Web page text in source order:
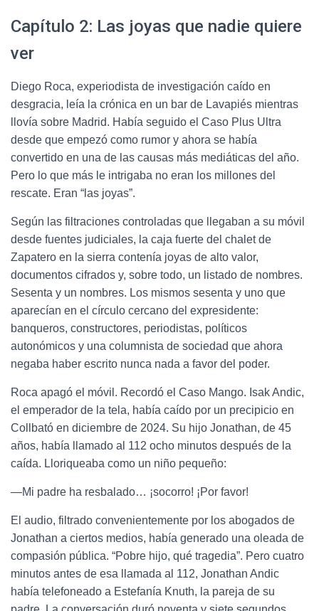
Capítulo 2: Las joyas que nadie quiere
ver
Diego Roca, experiodista de investigación caído en
desgracia, leía la crónica en un bar de Lavapiés mientras
llovía sobre Madrid. Había seguido el Caso Plus Ultra
desde que empezó como rumor y ahora se había
convertido en una de las causas más mediáticas del año.
Pero lo que más le intrigaba no eran los millones del
rescate. Eran “las joyas”.
Según las filtraciones controladas que llegaban a su móvil
desde fuentes judiciales, la caja fuerte del chalet de
Zapatero en la sierra contenía joyas de alto valor,
documentos cifrados y, sobre todo, un listado de nombres.
Sesenta y un nombres. Los mismos sesenta y uno que
aparecían en el círculo cercano del expresidente:
banqueros, constructores, periodistas, políticos
autonómicos y una columnista de sociedad que ahora
negaba haber escrito nunca nada a favor del poder.
Roca apagó el móvil. Recordó el Caso Mango. Isak Andic,
el emperador de la tela, había caído por un precipicio en
Collbató en diciembre de 2024. Su hijo Jonathan, de 45
años, había llamado al 112 ocho minutos después de la
caída. Lloriqueaba como un niño pequeño:
—Mi padre ha resbalado… ¡socorro! ¡Por favor!
El audio, filtrado convenientemente por los abogados de
Jonathan a ciertos medios, había generado una oleada de
compasión pública. “Pobre hijo, qué tragedia”. Pero cuatro
minutos antes de esa llamada al 112, Jonathan Andic
había telefoneado a Estefanía Knuth, la pareja de su